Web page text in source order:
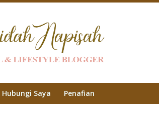
Hubungi Saya Penafian